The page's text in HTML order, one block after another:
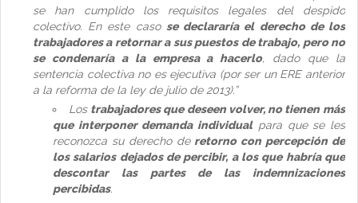
se han cumplido los requisitos legales del despido
colectivo. En este caso se declararía el derecho de los
trabajadores a retornar a sus puestos de trabajo, pero no
se condenaría a la empresa a hacerlo, dado que la
sentencia colectiva no es ejecutiva (por ser un ERE anterior
a la reforma de la ley de julio de 2013).”
Los trabajadores que deseen volver, no tienen más
que interponer demanda individualpara que se les
reconozca su derecho de retorno con percepción de
los salarios dejados de percibir, a los que habría que
descontar las partes de las indemnizaciones
percibidas.